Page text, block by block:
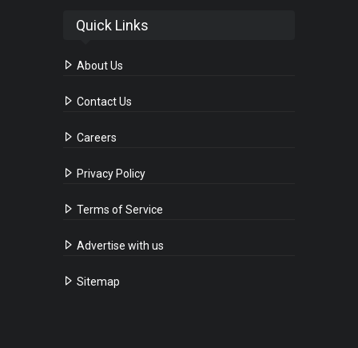
Quick Links
About Us
Contact Us
Careers
Privacy Policy
Terms of Service
Advertise with us
Sitemap